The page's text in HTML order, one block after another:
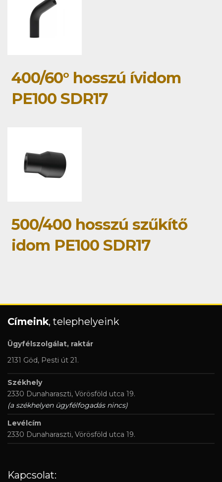
400/60° hosszú ívidom
PE100 SDR17
500/400 hosszú szűkítő
idom PE100 SDR17
Címeink, telephelyeink
Ügyfélszolgálat, raktár
2131 Göd, Pesti út 21.
Székhely
2330 Dunaharaszti, Vörösföld utca 19.
(a székhelyen ügyfélfogadás nincs)
Levélcím
2330 Dunaharaszti, Vörösföld utca 19.
Kapcsolat: